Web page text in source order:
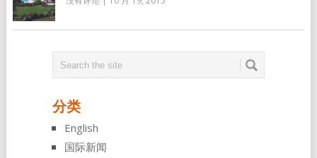
分类
English
国际新闻